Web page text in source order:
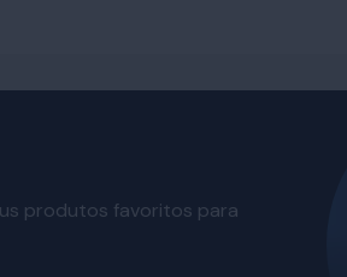
produtos favoritos para